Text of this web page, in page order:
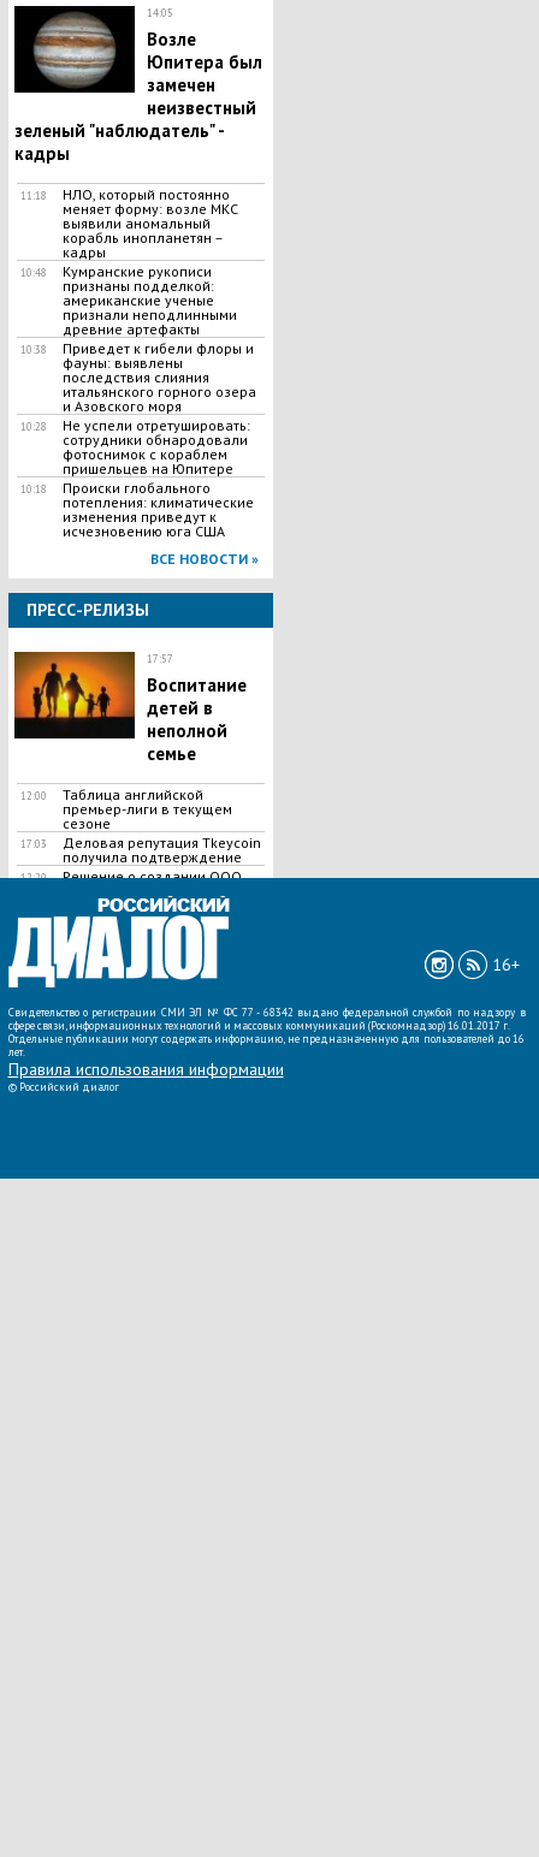
14:05
​Возле
Юпитера был
замечен
неизвестный
зеленый "наблюдатель" -
кадры
11:18
НЛО, который постоянно
меняет форму: возле МКС
выявили аномальный
корабль инопланетян –
кадры
10:48
Кумранские рукописи
признаны подделкой:
американские ученые
признали неподлинными
древние артефакты
10:38
Приведет к гибели флоры и
фауны: выявлены
последствия слияния
итальянского горного озера
и Азовского моря
10:28
Не успели отретушировать:
сотрудники обнародовали
фотоснимок с кораблем
пришельцев на Юпитере
10:18
Происки глобального
потепления: климатические
изменения приведут к
исчезновению юга США
ВСЕ НОВОСТИ »
ПРЕСС-РЕЛИЗЫ
17:57
Воспитание
детей в
неполной
семье
12:00
Таблица английской
премьер-лиги в текущем
сезоне
17:03
Деловая репутация Tkeycoin
получила подтверждение
12:20
Решение о создании ООО
ВСЕ НОВОСТИ »
16+
Свидетельство о регистрации СМИ ЭЛ № ФС 77 - 68342 выдано федеральной службой по надзору в
сфере связи, информационных технологий и массовых коммуникаций (Роскомнадзор) 16.01.2017 г.
Отдельные публикации могут содержать информацию, не предназначенную для пользователей до 16
лет.
Правила использования информации
© Российский диалог